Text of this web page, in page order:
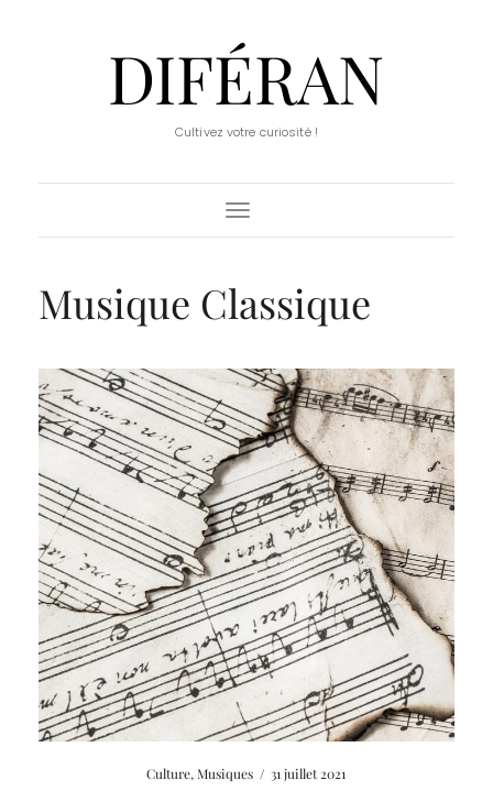
DIFÉRAN
Cultivez votre curiosité !
Toggle
Navigation
Musique Classique
Culture,Musiques / 31 juillet 2021